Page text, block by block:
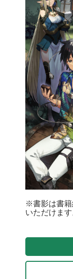
※書影は書籍
いただけます